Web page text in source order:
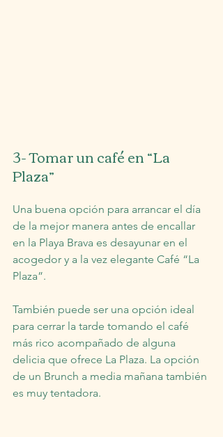
3- Tomar un café en “La
Plaza”
Una buena opción para arrancar el día
de la mejor manera antes de encallar
en la Playa Brava es desayunar en el
acogedor y a la vez elegante Café “La
Plaza”.
También puede ser una opción ideal
para cerrar la tarde tomando el café
más rico acompañado de alguna
delicia que ofrece La Plaza. La opción
de un Brunch a media mañana también
es muy tentadora.